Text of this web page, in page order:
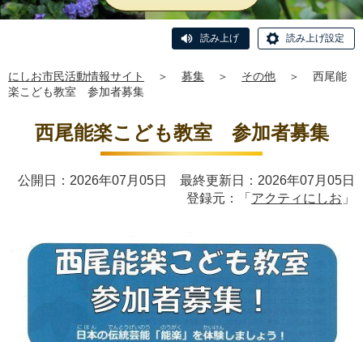
読み上げ 読み上げ設定
にしお市民活動情報サイト ＞ 募集 ＞ その他 ＞
西尾能
楽こども教室 参加者募集
西尾能楽こども教室 参加者募集
公開日：2026年07月05日 最終更新日：2026年07月05日
登録元：「 アクティにしお 」